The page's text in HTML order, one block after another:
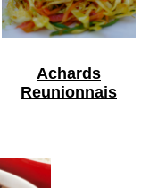
Achards
Reunionnais